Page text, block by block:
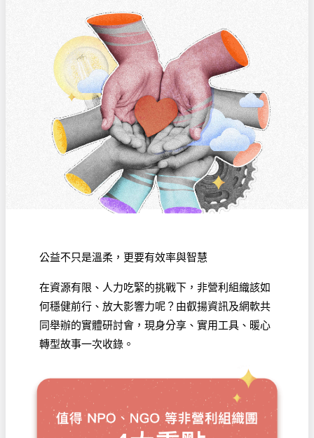
公益不只是溫柔，更要有效率與智慧
在資源有限、人力吃緊的挑戰下，非營利組織該如
何穩健前行、放大影響力呢？由叡揚資訊及網軟共
同舉辦的實體研討會，現身分享、實用工具、暖心
轉型故事一次收錄。